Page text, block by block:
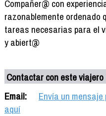
Compañer@ con
razonablemente ordenado
tareas necesarias para el
y abiert@
Contactar con este viajero
Email:
Envía un
aquí